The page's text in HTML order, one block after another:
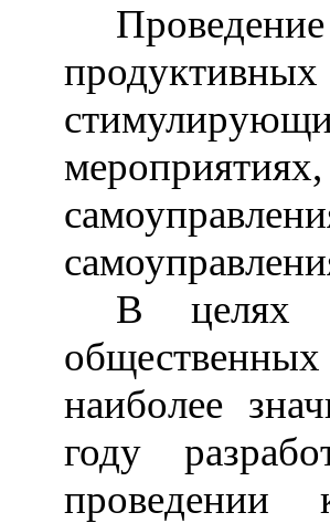
В целях
наиболее
году
проведении